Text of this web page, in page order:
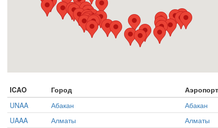
ICAO Город
Аэропорт
UNAA
Абакан
Абакан
UAAA
Алматы
Алматы